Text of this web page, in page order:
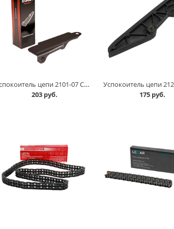
Успокоитель цепи 2101-07 СЭВИ Эксперт в Омске
203 руб. 175 руб.